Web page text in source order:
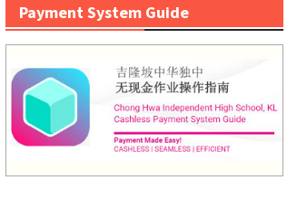
Payment System Guide